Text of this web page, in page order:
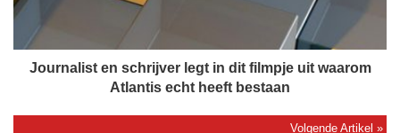
l
s
Journalist en schrijver legt in dit filmpje uit waarom
Atlantis echt heeft bestaan